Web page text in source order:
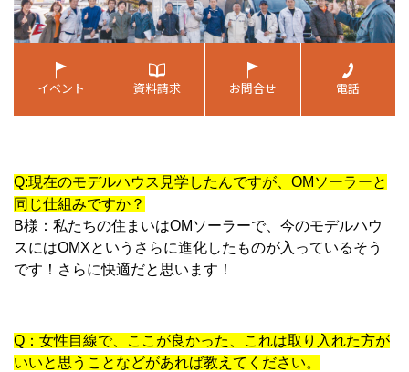
Q:現在のモデルハウス見学したんですが、OMソーラーと
同じ仕組みですか？
B様：私たちの住まいはOMソーラーで、今のモデルハウ
スにはOMXというさらに進化したものが入っているそう
です！さらに快適だと思います！
Q：女性目線で、ここが良かった、これは取り入れた方が
いいと思うことなどがあれば教えてください。